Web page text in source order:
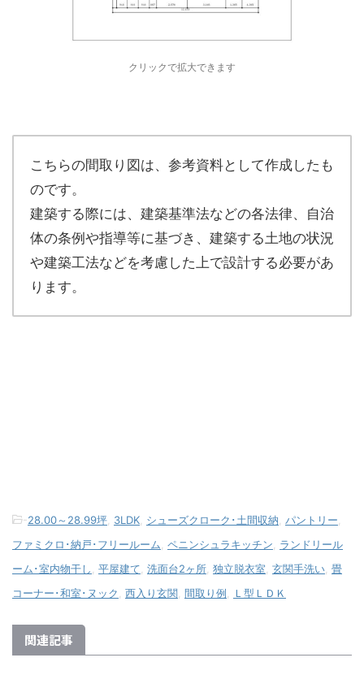
クリックで拡大できます
こちらの間取り図は、参考資料として作成したも
のです。
建築する際には、建築基準法などの各法律、自治
体の条例や指導等に基づき、建築する土地の状況
や建築工法などを考慮した上で設計する必要があ
ります。
-28.00～28.99坪 3LDK シューズクローク･土間収納 パントリー
ファミクロ･納戸･フリールーム ペニンシュラキッチン
ランドリール
ーム･室内物干し
平屋建て 洗面台2ヶ所 独立脱衣室 玄関手洗い 畳
コーナー･和室･ヌック
西入り玄関 間取り例 Ｌ型ＬＤＫ
関連記事